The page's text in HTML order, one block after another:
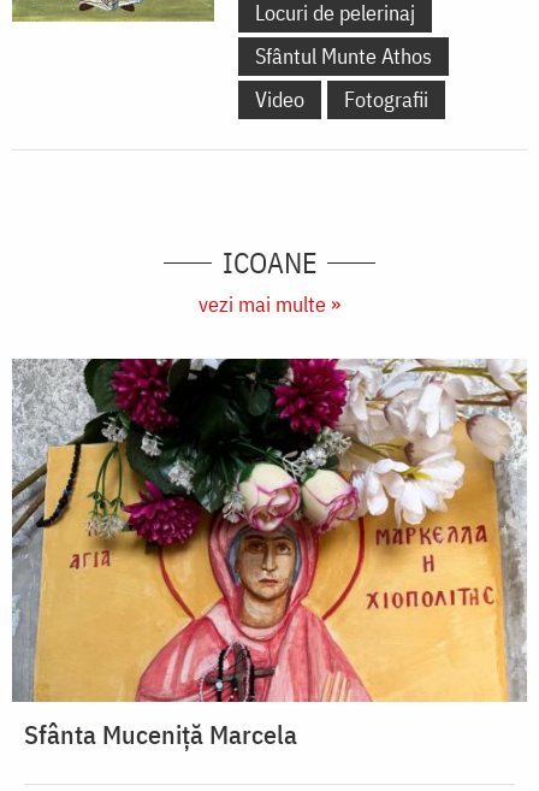
Locuri de pelerinaj
Sfântul Munte Athos
Video
Fotografii
ICOANE
vezi mai multe »
Sfânta Muceniță Marcela